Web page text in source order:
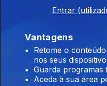
Entrar
Vantagens
Retome o
nos seus
Guarde programas
Aceda à sua área